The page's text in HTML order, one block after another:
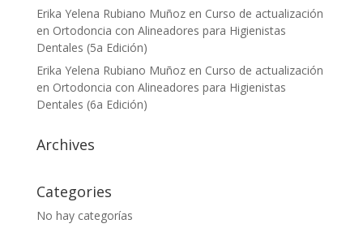
Erika Yelena Rubiano Muñozen Curso de actualización
en Ortodoncia con Alineadores para Higienistas
Dentales (5a Edición)
Erika Yelena Rubiano Muñozen Curso de actualización
en Ortodoncia con Alineadores para Higienistas
Dentales (6a Edición)
Archives
Categories
No hay categorías